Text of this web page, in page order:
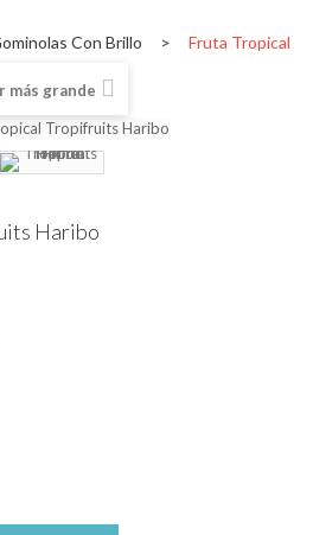
Con Brillo >
Fruta Tropical
más grande
Haribo